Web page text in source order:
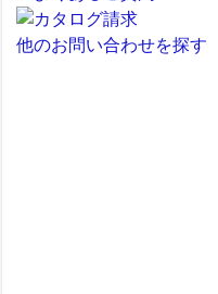
他のお問い合わせを探す